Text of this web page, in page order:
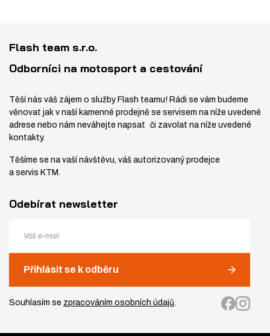
Flash team s.r.o.
Odborníci na motosport a cestování
Těší nás váš zájem o služby Flash teamu! Rádi se vám budeme
věnovat jak v naší kamenné prodejně se servisem na níže uvedené
adrese nebo nám neváhejte napsat či zavolat na níže uvedené
kontakty.
Těšíme se na vaší návštěvu, váš autorizovaný prodejce
a servis KTM.
Odebírat newsletter
Přihlásit se k odběru
Souhlasím se zpracováním osobních údajů.